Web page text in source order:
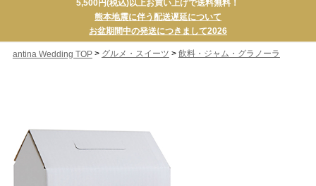
5,500円(税込)以上お買い上げで送料無料！
熊本地震に伴う配送遅延について
お盆期間中の発送につきまして2026
antina Wedding TOP> グルメ・スイーツ > 飲料・ジャム・グラノーラ